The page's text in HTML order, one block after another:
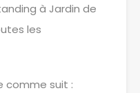
à Jardin de
les
comme suit :